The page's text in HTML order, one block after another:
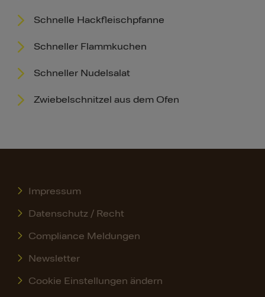
Schnelle Hackfleischpfanne
Schneller Flammkuchen
Schneller Nudelsalat
Zwiebelschnitzel aus dem Ofen
Impressum
Datenschutz / Recht
Compliance Meldungen
Newsletter
Cookie Einstellungen ändern